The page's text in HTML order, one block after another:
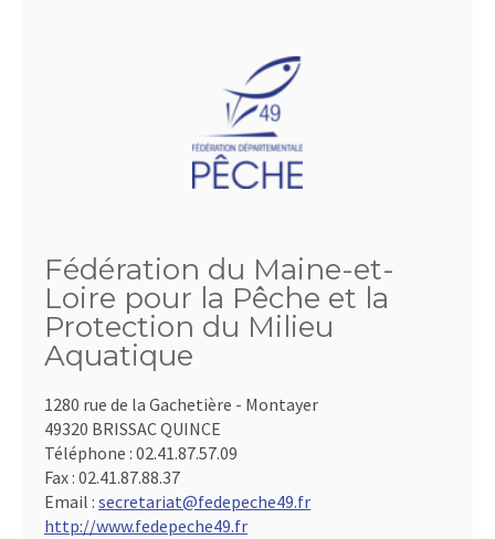
Fédération du Maine-et-
Loire pour la Pêche et la
Protection du Milieu
Aquatique
1280 rue de la Gachetière - Montayer
49320 BRISSAC QUINCE
Téléphone : 02.41.87.57.09
Fax : 02.41.87.88.37
Email : secretariat@fedepeche49.fr
http://www.fedepeche49.fr